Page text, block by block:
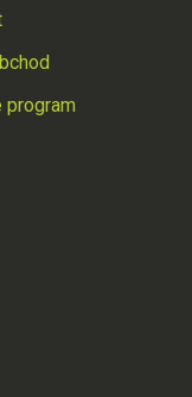
program